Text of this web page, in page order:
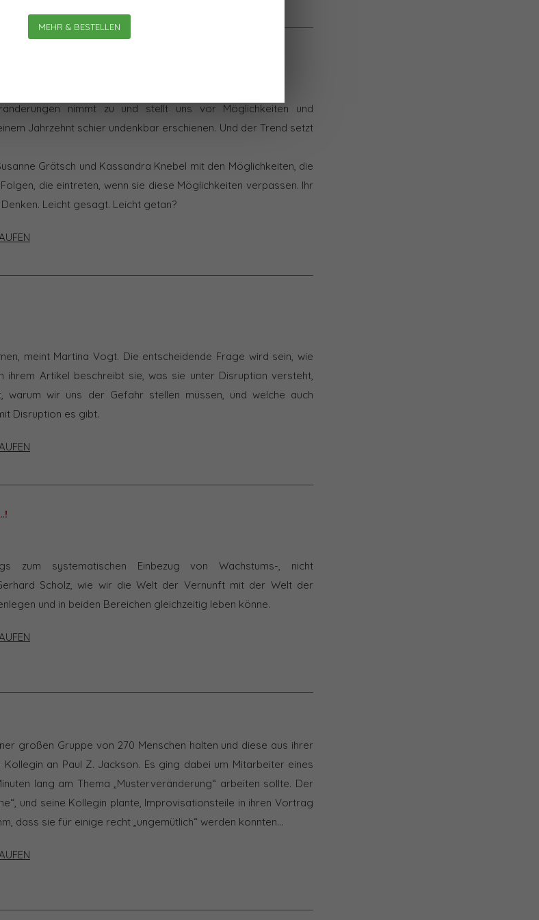
MEHR & BESTELLEN
nimmt zu und stellt uns vor Möglichkeiten und
Jahrzehnt schier undenkbar erschienen. Und der Trend setzt
Grätsch und Kassandra Knebel mit den Möglichkeiten, die
die eintreten, wenn sie diese Möglichkeiten verpassen. Ihr
Leicht gesagt. Leicht getan?
meint Martina Vogt. Die entscheidende Frage wird sein, wie
ihrem Artikel beschreibt sie, was sie unter Disruption versteht,
warum wir uns der Gefahr stellen müssen, und welche auch
Disruption es gibt.
zum systematischen Einbezug von Wachstums-, nicht
Scholz, wie wir die Welt der Vernunft mit der Welt der
und in beiden Bereichen gleichzeitig leben könne.
großen Gruppe von 270 Menschen halten und diese aus ihrer
an Paul Z. Jackson. Es ging dabei um Mitarbeiter eines
lang am Thema „Musterveränderung“ arbeiten sollte. Der
und seine Kollegin plante, Improvisationsteile in ihren Vortrag
dass sie für einige recht „ungemütlich“ werden konnten…